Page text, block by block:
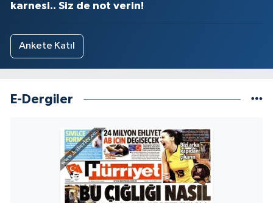
karnesi.. Siz de not verin!
Ankete Katıl
E-Dergiler